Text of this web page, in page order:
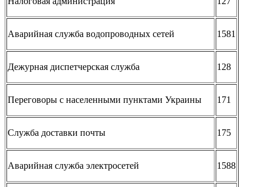
Аварийная служба водопроводных сетей 1581
Дежурная диспетчерская служба 128
Переговоры с населенными пунктами Украины 171
Служба доставки почты 175
Аварийная служба электросетей 1588